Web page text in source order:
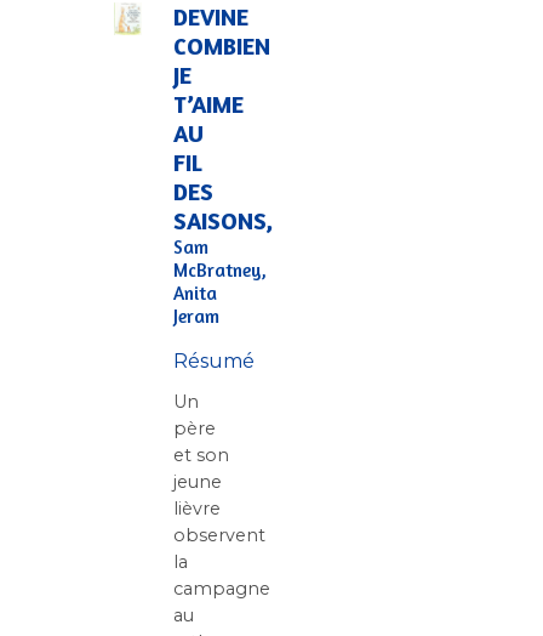
DEVINE
COMBIEN
JE
T’AIME
AU
FIL
DES
SAISONS,
Sam
McBratney,
Anita
Jeram
Résumé
Un
père
et son
jeune
lièvre
observent
la
campagne
au